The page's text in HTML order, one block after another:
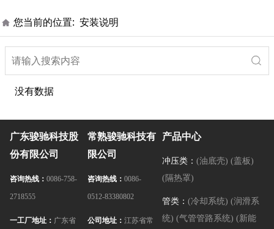
您当前的位置: 安装说明
没有数据
广东骏驰科技股
份有限公司
咨询热线： 0086-758-
2718555
一工厂地址： 广东省
常熟骏驰科技有
限公司
咨询热线： 0086-
0512-83380802
公司地址： 江苏省常
产品中心
冲压类： (油底壳) (盖板)
(隔热罩)
管类： (冷却系统) (润滑系
统) (气管管路系统) (新能